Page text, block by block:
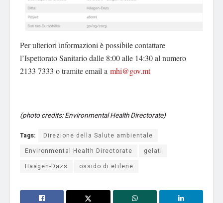
Per ulteriori informazioni è possibile contattare
l’Ispettorato Sanitario dalle 8:00 alle 14:30 al numero
2133 7333 o tramite email a mhi@gov.mt
(photo credits: Environmental Health Directorate)
Tags:
Direzione della Salute ambientale
Environmental Health Directorate
gelati
Häagen-Dazs
ossido di etilene